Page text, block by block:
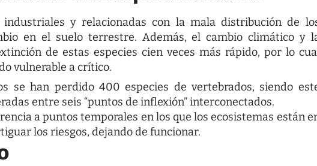
y relacionadas con la mala distribución de
en el suelo terrestre. Además, el cambio climático y
de estas especies cien veces más rápido, por lo
vulnerable a crítico.
se han perdido 400 especies de vertebrados, siendo
entre seis “puntos de inflexión” interconectados.
a puntos temporales en los que los ecosistemas están
los riesgos, dejando de funcionar.